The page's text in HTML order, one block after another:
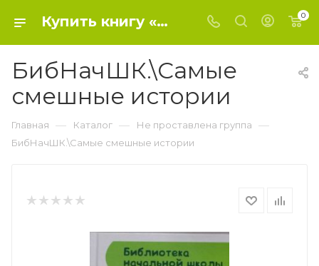
Купить книгу «БибНачШК.\Самые смешные истории» 2015, Драгунский В.Ю., Камински - Не проставлена группа 0
БибНачШК.\Самые
смешные истории
Главная — Каталог — Не проставлена группа —
БибНачШК.\Самые смешные истории